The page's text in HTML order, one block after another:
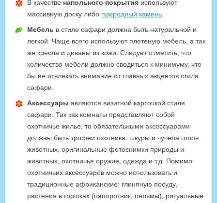
В качестве напольного покрытия используют
массивную доску либо природный камень
Мебель в стиле сафари должна быть натуральной и
легкой. Чаще всего используют плетеную мебель, а так
же кресла и диваны из кожи. Следует отметить, что
количество мебели должно сводиться к минимуму, что
бы не отвлекать внимание от главных акцентов стиля
сафари.
Аксессуары являются визитной карточкой стиля
сафари. Так как комнаты представляют собой
охотничье жилье, то обязательными аксессуарами
должны быть трофеи охотника: шкуры и чучела голов
животных, оригинальные фотоснимки природы и
животных, охотничье оружие, одежда и т.д. Помимо
охотничьих аксессуаров можно использовать и
традиционные африканские: глиняную посуду,
растения в горшках (папоротник, пальмы), ритуальные